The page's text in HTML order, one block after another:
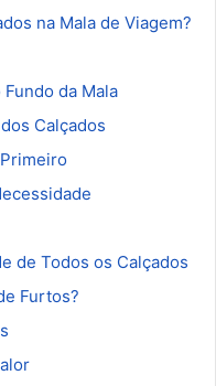
na Mala de Viagem?
da Mala
Calçados
de Todos os Calçados
Furtos?